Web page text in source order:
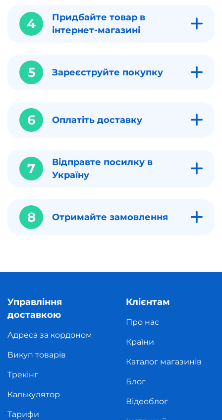
4
Придбайте товар в
інтернет-магазині
5 Зареєструйте покупку
6 Оплатіть доставку
7
Відправте посилку в
Україну
8 Отримайте замовлення
Управління
доставкою
Адреса за кордоном
Викуп товарів
Трекінг
Калькулятор
Тарифи
Клієнтам
Про нас
Країни
Каталог магазинів
Блог
Відеоблог